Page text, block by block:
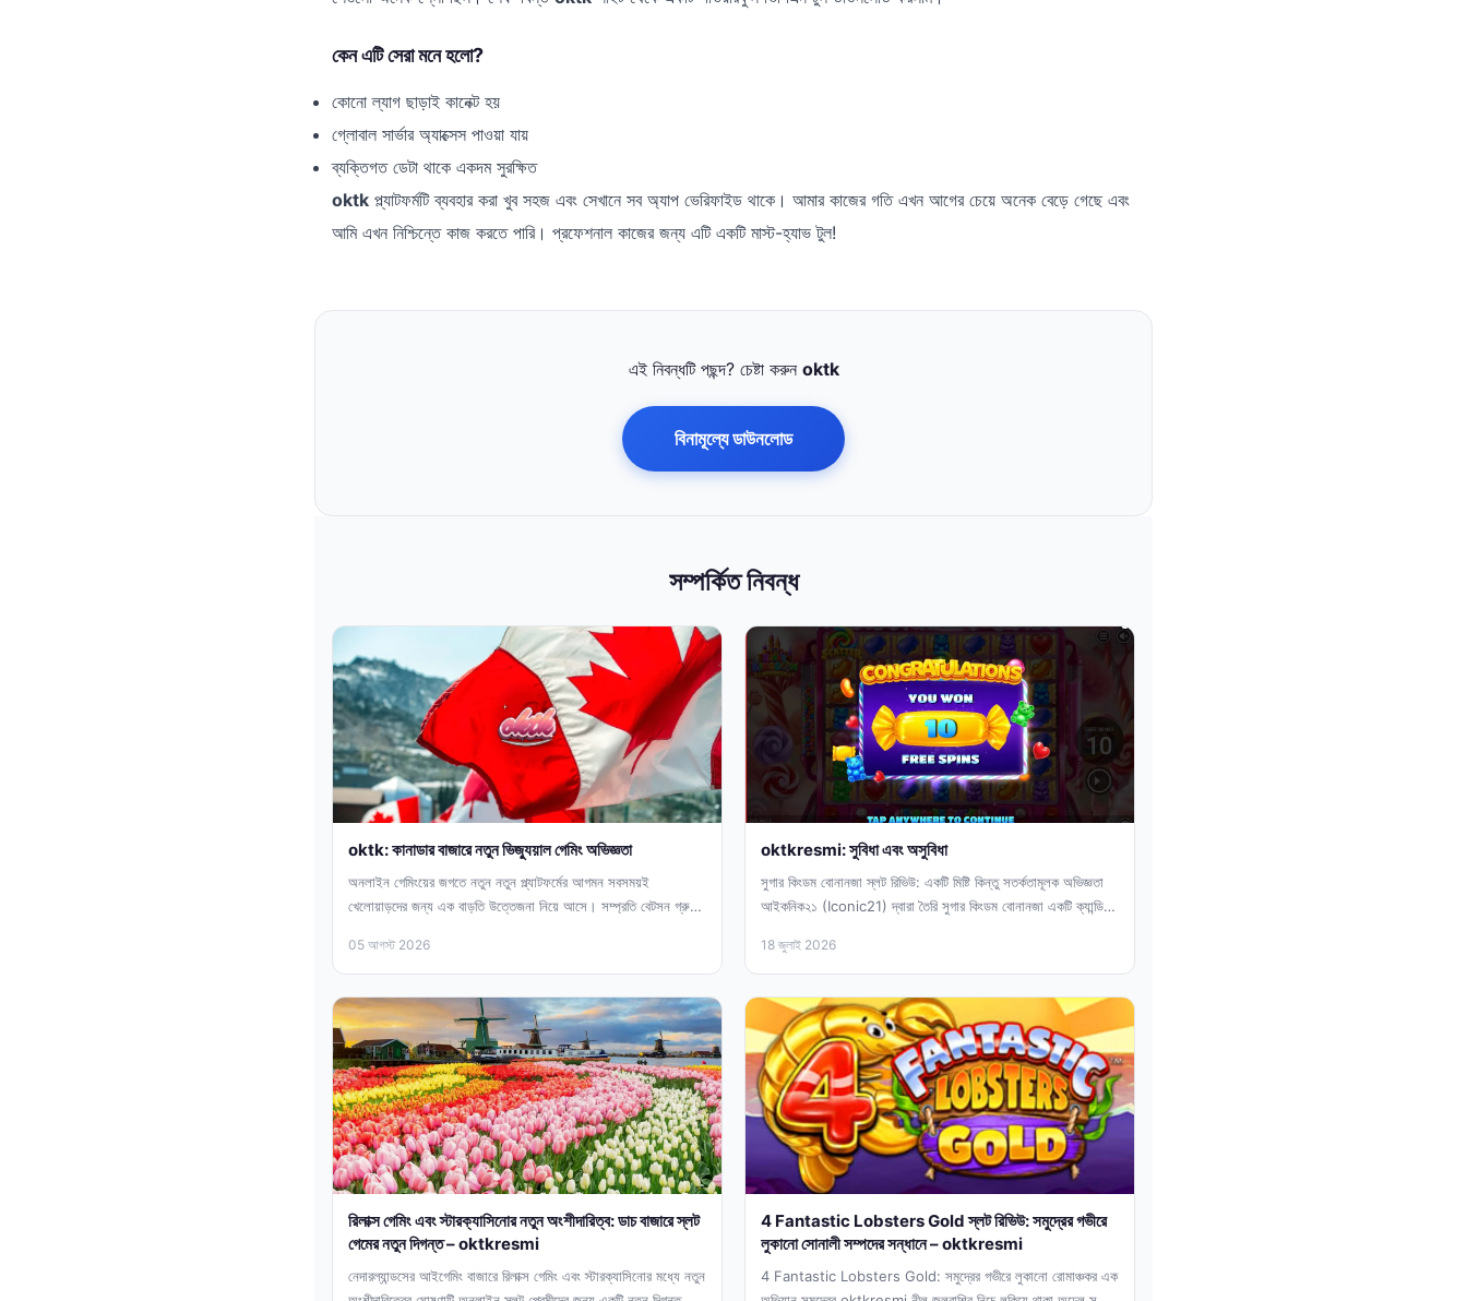
কেন এটি সেরা মনে হলো?
কোনো ল্যাগ ছাড়াই কানেক্ট হয়
গ্লোবাল সার্ভার অ্যাক্সেস পাওয়া যায়
ব্যক্তিগত ডেটা থাকে একদম সুরক্ষিত
oktk প্ল্যাটফর্মটি ব্যবহার করা খুব সহজ এবং সেখানে সব অ্যাপ ভেরিফাইড থাকে। আমার কাজের গতি এখন আগের চেয়ে অনেক বেড়ে গেছে এবং
আমি এখন নিশ্চিন্তে কাজ করতে পারি। প্রফেশনাল কাজের জন্য এটি একটি মাস্ট-হ্যাভ টুল!
এই নিবন্ধটি পছন্দ? চেষ্টা করুন oktk
বিনামূল্যে ডাউনলোড
সম্পর্কিত নিবন্ধ
oktk: কানাডার বাজারে নতুন ভিজ্যুয়াল গেমিং অভিজ্ঞতা
অনলাইন গেমিংয়ের জগতে নতুন নতুন প্ল্যাটফর্মের আগমন সবসময়ই
খেলোয়াড়দের জন্য এক বাড়তি উত্তেজনা নিয়ে আসে। সম্প্রতি বেটসন গ্রুপ
05 আগস্ট 2026
oktkresmi: সুবিধা এবং অসুবিধা
সুগার কিংডম বোনানজা স্লট রিভিউ: একটি মিষ্টি কিন্তু সতর্কতামূলক অভিজ্ঞতা
আইকনিক২১ (Iconic21) দ্বারা তৈরি সুগার কিংডম বোনানজা একটি ক্যান্ডি-
18 জুলাই 2026
রিলাক্স গেমিং এবং স্টারক্যাসিনোর নতুন অংশীদারিত্ব: ডাচ বাজারে স্লট
গেমের নতুন দিগন্ত – oktkresmi
নেদারল্যান্ডসের আইগেমিং বাজারে রিলাক্স গেমিং এবং স্টারক্যাসিনোর মধ্যে নতুন
4 Fantastic Lobsters Gold স্লট রিভিউ: সমুদ্রের গভীরে
লুকানো সোনালী সম্পদের সন্ধানে – oktkresmi
4 Fantastic Lobsters Gold: সমুদ্রের গভীরে লুকানো রোমাঞ্চকর এক